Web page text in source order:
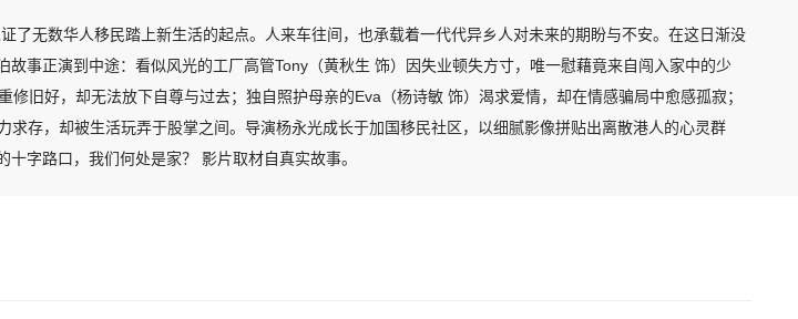
了无数华人移民踏上新生活的起点。人来车往间，也承载着一代代异乡人对未来的期盼与不安。在这日渐没
故事正演到中途：看似风光的工厂高管Tony（黄秋生 饰）因失业顿失方寸，唯一慰藉竟来自闯入家中的少
修旧好，却无法放下自尊与过去；独自照护母亲的Eva（杨诗敏 饰）渴求爱情，却在情感骗局中愈感孤寂；
求存，却被生活玩弄于股掌之间。导演杨永光成长于加国移民社区，以细腻影像拼贴出离散港人的心灵群
字路口，我们何处是家？ 影片取材自真实故事。